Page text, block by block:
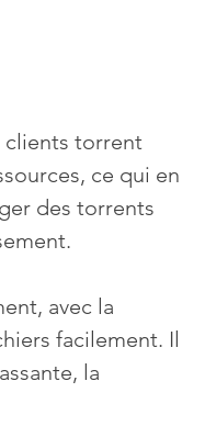
clients torrent
ce qui en
des torrents
avec la
facilement. Il
la